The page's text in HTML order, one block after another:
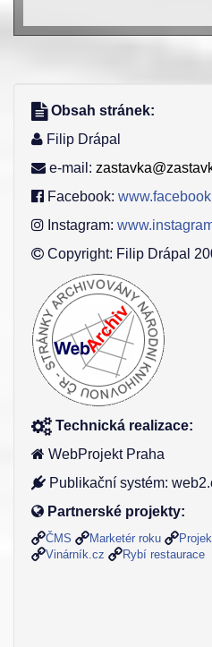
Obsah stránek:
Filip Drápal
e-mail:
Facebook:
Instagram:
Copyright: Filip Drápal
Technická realizace:
WebProjekt Praha
Publikační systém:
Partnerské projekty:
ČMS Marketér roku
Vinárník.cz
Rybí restaurace